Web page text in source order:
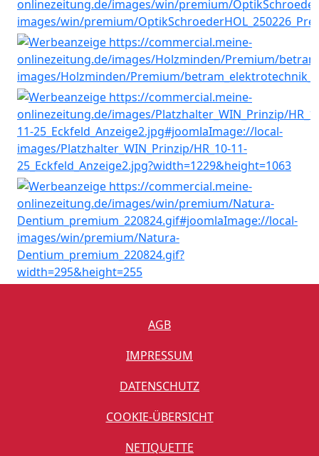
AGB
IMPRESSUM
DATENSCHUTZ
COOKIE-ÜBERSICHT
NETIQUETTE